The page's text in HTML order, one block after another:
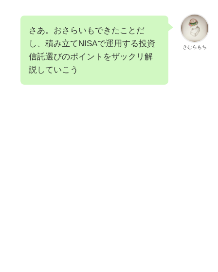
きむらもち
さあ。おさらいもできたことだ
し、積み立てNISAで運用する投資
信託選びのポイントをザックリ解
説していこう